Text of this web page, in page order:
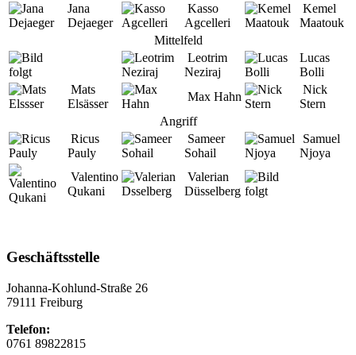
Jana
Dejaeger
Kasso
Agcelleri
Kemel
Maatouk
Mittelfeld
Leotrim
Neziraj
Lucas
Bolli
Mats
Elsässer
Max Hahn
Nick
Stern
Angriff
Ricus
Pauly
Sameer
Sohail
Samuel
Njoya
Valentino
Qukani
Valerian
Düsselberg
Geschäftsstelle
Johanna-Kohlund-Straße 26
79111 Freiburg
Telefon:
0761 89822815